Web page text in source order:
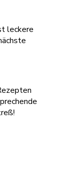
leckere